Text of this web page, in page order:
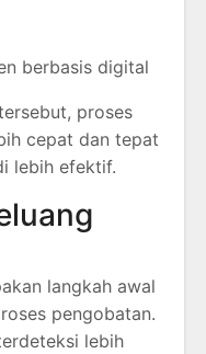
berbasis digital
proses
cepat dan tepat
lebih efektif.
langkah awal
pengobatan.
lebih